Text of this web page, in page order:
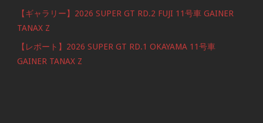
【ギャラリー】2026 SUPER GT RD.2 FUJI 11号車 GAINER
TANAX Z
【レポート】2026 SUPER GT RD.1 OKAYAMA 11号車
GAINER TANAX Z